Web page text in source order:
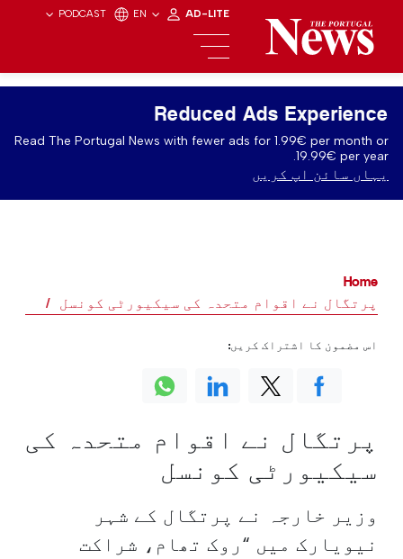
PODCAST EN AD-LITE
Reduced Ads Experience
Read The Portugal News with fewer ads for 1.99€ per month or
19.99€ per year.
یہاں سائن اپ کریں
Home
پرتگال نے اقوام متحدہ کی سیکیورٹی کونسل
پرتگال نے اقوام متحدہ کی
سیکیورٹی کونسل
وزیر خارجہ نے پرتگال کے شہر
نیویارک میں “روک تھام، شراکت
اس مضمون کا اشتراک کریں: